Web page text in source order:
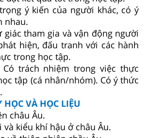
ý kiến của người khác, có ý
nhau.
giác tham gia và vận động người
hiện, đấu tranh với các hành
trong học tập.
Có trách nhiệm trong việc thực
tập (cá nhân/nhóm). Có ý thức
HỌC VÀ HỌC LIỆU
châu Âu.
và kiểu khí hậu ở châu Âu.